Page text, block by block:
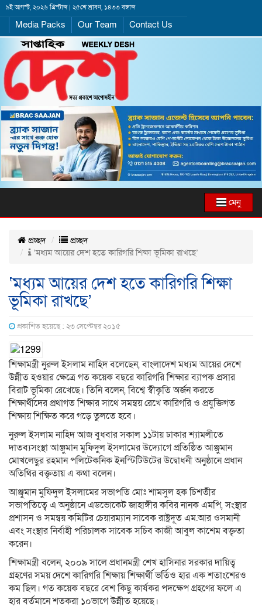
৯ই আগস্ট, ২০২৬ খ্রিস্টাব্দ | ২৫শে শ্রাবণ, ১৪৩৩ বঙ্গাব্দ
Media Packs Our Team Contact Us
মেনু
প্রচ্ছদ
প্রচ্ছদ
‘মধ্যম আয়ের দেশ হতে কারিগরি শিক্ষা ভূমিকা রাখছে’
‘মধ্যম আয়ের দেশ হতে কারিগরি শিক্ষা
ভূমিকা রাখছে’
প্রকাশিত হয়েছে : ২৩ সেপ্টেম্বর ২০১৫
শিক্ষামন্ত্রী নুরুল ইসলাম নাহিদ বলেছেন, বাংলাদেশ মধ্যম আয়ের দেশে
উন্নীত হওয়ার ক্ষেত্রে গত কয়েক বছরে কারিগরি শিক্ষার ব্যাপক প্রসার
বিরাট ভূমিকা রেখেছে। তিনি বলেন, বিশ্বে স্বীকৃতি অর্জন করতে
শিক্ষার্থীদের প্রথাগত শিক্ষার সাথে সমন্বয় রেখে কারিগরি ও প্রযুক্তিগত
শিক্ষায় শিক্ষিত করে গড়ে তুলতে হবে।
নুরুল ইসলাম নাহিদ আজ বুধবার সকাল ১১টায় ঢাকার শ্যামলীতে
দাতব্যসংস্থা আঞ্জুমান মুফিদুল ইসলামের উদ্যোগে প্রতিষ্ঠিত আঞ্জুমান
মোখলেছুর রহমান পলিটেকনিক ইনস্টিটিউটের উদ্বোধনী অনুষ্ঠানে প্রধান
অতিথির বক্তৃতায় এ কথা বলেন।
আঞ্জুমান মুফিদুল ইসলামের সভাপতি মোঃ শামসুল হক চিশতীর
সভাপতিত্বে এ অনুষ্ঠানে এডভোকেট জাহাঙ্গীর কবির নানক এমপি, সংস্থার
প্রশাসন ও সমন্বয় কমিটির চেয়ারম্যান সাবেক রাষ্ট্রদূত এম.আর ওসমানী
এবং সংস্থার নির্বাহী পরিচালক সাবেক সচিব কাজী আবুল কাশেম বক্তৃতা
করেন।
শিক্ষামন্ত্রী বলেন, ২০০৯ সালে প্রধানমন্ত্রী শেখ হাসিনার সরকার দায়িত্ব
গ্রহণের সময় দেশে কারিগরি শিক্ষায় শিক্ষার্থী ভর্তিও হার এক শতাংশেরও
কম ছিল। গত কয়েক বছরে বেশ কিছু কার্যকর পদক্ষেপ গ্রহণের ফলে এ
হার বর্তমানে শতকরা ১০ভাগে উন্নীত হয়েছে।